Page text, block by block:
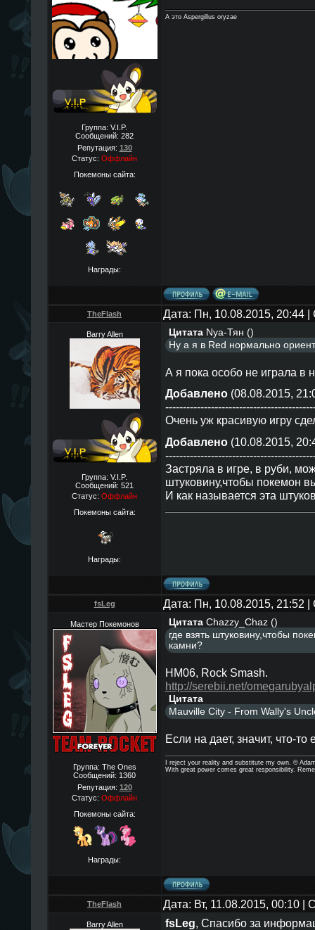
Группа: V.I.P.
Сообщений: 282
Репутация: 130
Статус: Оффлайн
Покемоны сайта:
Награды:
А это Aspergillus oryzae
TheFlаsh Дата: Пн, 10.08.2015, 20:44
Barry Allen
Группа: V.I.P.
Сообщений: 521
Статус: Оффлайн
Покемоны сайта:
Награды:
Цитата Nya-Тян ()
Ну а я в Red нормально
А я пока особо не играла в
Добавлено(08.08.2015,
Очень уж красивую игру
Добавлено(10.08.2015,
Застряла в игре, в руби,
штуковину,чтобы покемон
И как называется эта
fsLeg Дата: Пн, 10.08.2015, 21:52
Мастер Покемонов
Группа: The Ones
Сообщений: 1360
Репутация: 120
Статус: Оффлайн
Покемоны сайта:
Награды:
Цитата Chazzy_Chaz()
где взять штуковину,чтобы
камни?
HM06, Rock Smash.
http://serebii.net/
Цитата
Mauville City - From Wally's
Если на дает, значит, что-
I reject your reality and substitute my own. ©
With great power comes great responsibility.
TheFlаsh Дата: Вт, 11.08.2015, 00:10
Barry Allen fsLeg, Спасибо за